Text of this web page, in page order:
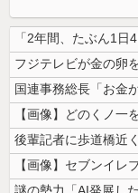
【画像】どのくノ一
【画像】セブンイレ